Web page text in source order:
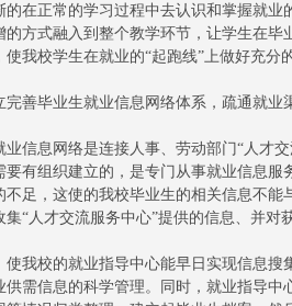
的在正常的学习过程中去认识和掌握就
的方式融入到整个教学环节，让学生在
使我校学生在就业的“起跑线”上做好充分
毕业生就业信息网络体系，疏通就业
息网络是连接人事、劳动部门“人才交
要有组织建立的，是专门从事就业信息
不足，这使的我校毕业生的相关信息不
集“人才交流服务中心”提供的信息、并
校的就业指导中心能早日实现信息搜
供需信息的科学管理。同时，就业指导